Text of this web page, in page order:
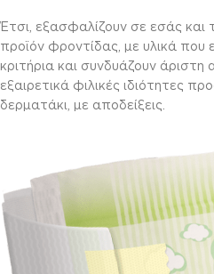
Έτσι, εξασφαλίζουν σε εσάς
προϊόν φροντίδας, με υλικά που
κριτήρια και συνδυάζουν
εξαιρετικά φιλικές ιδιότητες
δερματάκι, με αποδείξεις.